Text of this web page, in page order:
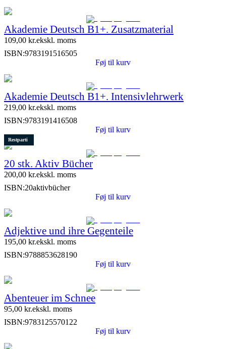
Akademie Deutsch B1+. Zusatzmaterial
109,00 kr.ekskl. moms
ISBN:9783191516505
Føj til kurv
Akademie Deutsch B1+. Intensivlehrwerk
219,00 kr.ekskl. moms
ISBN:9783191416508
Føj til kurv
Restparti
20 stk. Aktiv Bücher
200,00 kr.ekskl. moms
ISBN:20aktivbücher
Føj til kurv
Adjektive und ihre Gegenteile
195,00 kr.ekskl. moms
ISBN:9788853628190
Føj til kurv
Abenteuer im Schnee
95,00 kr.ekskl. moms
ISBN:9783125570122
Føj til kurv